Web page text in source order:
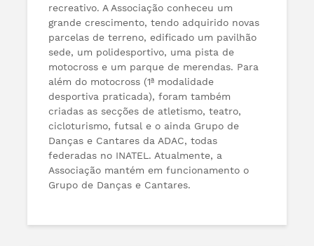
recreativo. A Associação conheceu um
grande crescimento, tendo adquirido novas
parcelas de terreno, edificado um pavilhão
sede, um polidesportivo, uma pista de
motocross e um parque de merendas. Para
além do motocross (1ª modalidade
desportiva praticada), foram também
criadas as secções de atletismo, teatro,
cicloturismo, futsal e o ainda Grupo de
Danças e Cantares da ADAC, todas
federadas no INATEL. Atualmente, a
Associação mantém em funcionamento o
Grupo de Danças e Cantares.